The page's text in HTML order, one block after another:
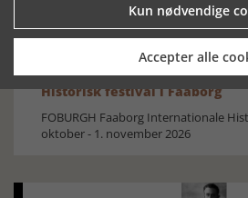
Historisk festival i Faaborg
FOBURGH Faaborg Internationale
oktober - 1. november 2026
Kun nødvendige
Accepter alle